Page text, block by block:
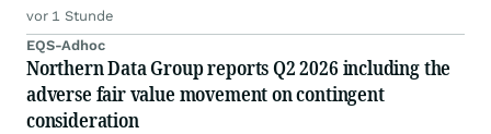
vor 1 Stunde
EQS-Adhoc
Northern Data Group reports Q2 2026 including the
adverse fair value movement on contingent
consideration